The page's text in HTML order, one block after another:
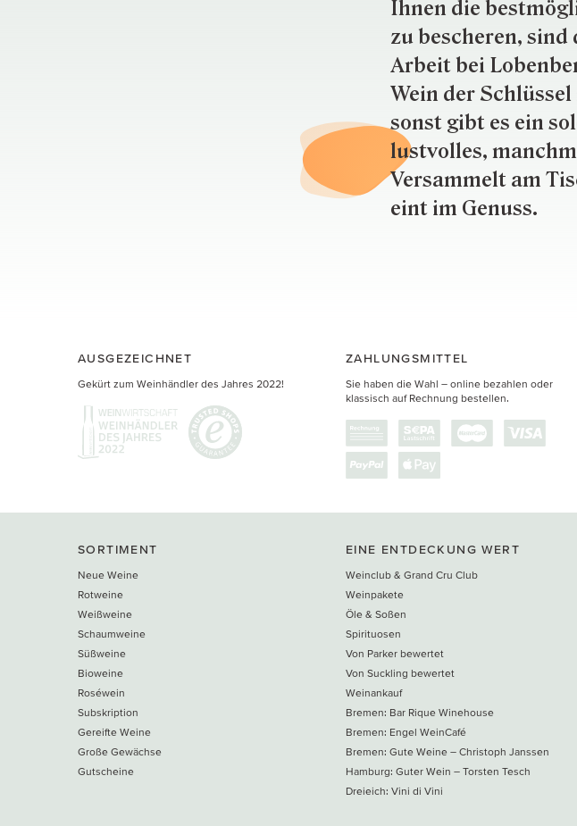
Ihnen die
zu besche­ren,
Arbeit bei
Wein der
sonst gibt es ein
lustvolles,
Versammelt am
eint im Genuss.
AUSGEZEICHNET
Gekürt zum Weinhändler des Jahres 2022!
ZAHLUNGSMITTEL
Sie haben die Wahl – online bezahlen oder
klassisch auf Rechnung bestellen.
SORTIMENT
Neue Weine
Rotweine
Weißweine
Schaumweine
Süßweine
Bioweine
Roséwein
Subskription
Gereifte Weine
Große Gewächse
Gutscheine
EINE ENTDECKUNG WERT
Weinclub & Grand Cru Club
Weinpakete
Öle & Soßen
Spirituosen
Von Parker bewertet
Von Suckling bewertet
Weinankauf
Bremen: Bar Rique Winehouse
Bremen: Engel WeinCafé
Bremen: Gute Weine – Christoph Janssen
Hamburg: Guter Wein – Torsten Tesch
Dreieich: Vini di Vini